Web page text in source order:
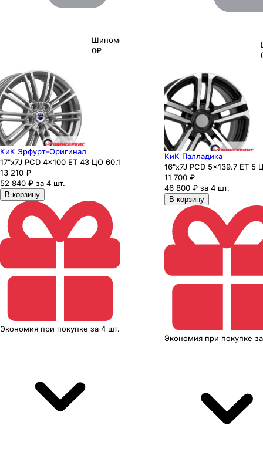
Шиномонтаж
0₽
КиК Эрфурт-Оригинал
17"x7J PCD 4x100 ЕТ 43 ЦО 60.1
13 210 ₽
52 840 ₽ за 4 шт.
В корзину
Экономия при покупке за 4 шт.
КиК Палладика
16"x7J PCD 5x139.7 ЕТ 5
11 700 ₽
46 800 ₽ за 4 шт.
В корзину
Экономия при покупке